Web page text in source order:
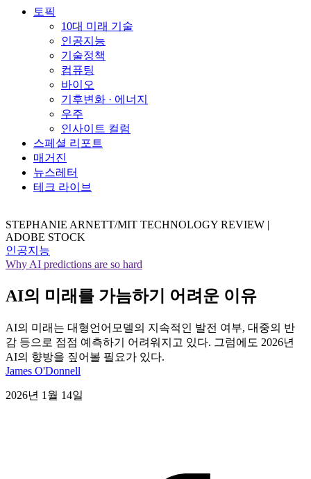
토픽
10대 미래 기술
인공지능
기술정책
컴퓨팅
바이오
기후변화 · 에너지
우주
인사이트 컬럼
스페셜 리포트
매거진
뉴스레터
테크 라이브
STEPHANIE ARNETT/MIT TECHNOLOGY REVIEW |
ADOBE STOCK
인공지능
Why AI predictions are so hard
AI의 미래를 가늠하기 어려운 이유
AI의 미래는 대형언어모델의 지속적인 발전 여부, 대중의 반
감 등으로 점점 예측하기 어려워지고 있다. 그럼에도 2026년
AI의 향방을 짚어볼 필요가 있다.
James O'Donnell
2026년 1월 14일